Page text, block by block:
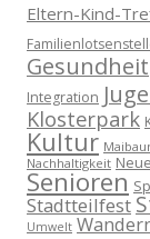
Eltern-Kind-
Gesundheit
Integration
Klosterpark
Kultur
Nachhaltigkeit
Senioren
Stadtteilfest
Umwelt